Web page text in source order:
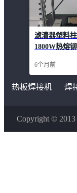
滤清器塑料
1800W热熔
6个月前
热板焊接机 焊
Copyright © 2013